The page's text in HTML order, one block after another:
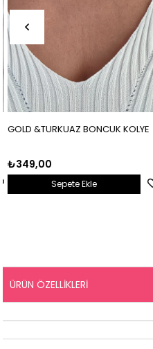
GOLD &TURKUAZ BONCUK KOLYE
₺349,00
Sepete Ekle
ÜRÜN ÖZELLIKLERI